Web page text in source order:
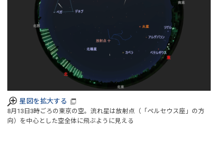
星図を拡大する
8月13日3時ごろの東京の空。流れ星は放射点（「ペルセウス座」の方
向）を中心とした空全体に飛ぶように見える